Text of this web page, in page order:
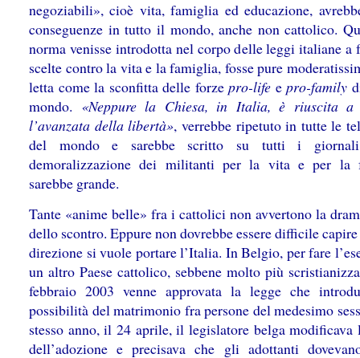
negoziabili», cioè vita, famiglia ed educazione,
conseguenze in tutto il mondo, anche non cattolico.
norma venisse introdotta nel corpo delle leggi italiane a
scelte contro la vita e la famiglia, fosse pure
letta come la sconfitta delle forzepro-life epro-family
mondo. «Neppure la Chiesa, in Italia, è riuscita a
l’avanzata della libertà», verrebbe ripetuto in tutte le
del mondo e sarebbe scritto su tutti i
demoralizzazione dei militanti per la vita e per la
sarebbe grande.
Tante «anime belle» fra i cattolici non avvertono la
dello scontro. Eppure non dovrebbe essere difficile
direzione si vuole portare l’Italia. In Belgio, per fare
un altro Paese cattolico, sebbene molto più
febbraio 2003 venne approvata la legge che
possibilità del matrimonio fra persone del medesimo
stesso anno, il 24 aprile, il legislatore belga modificava
dell’adozione e precisava che gli adottanti